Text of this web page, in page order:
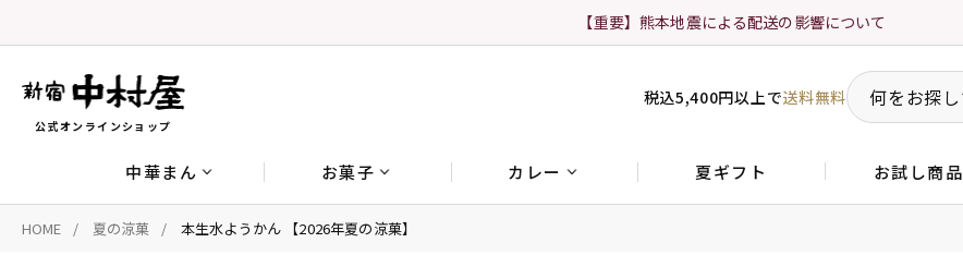
【重要】熊本地震による配送の影響について
公式オンラインショップ
税込5,400円以上で送料無料
中華まん お菓子 カレー 夏ギフト お試し商品
HOME 夏の涼菓 本生水ようかん 【2026年夏の涼菓】